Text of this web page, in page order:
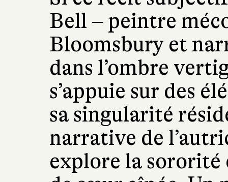
Bell – peintre
Bloomsbury et
dans l’ombre
s’appuie sur des
sa singularité
narrative de
explore la sororité